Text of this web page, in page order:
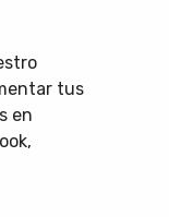
tus
en